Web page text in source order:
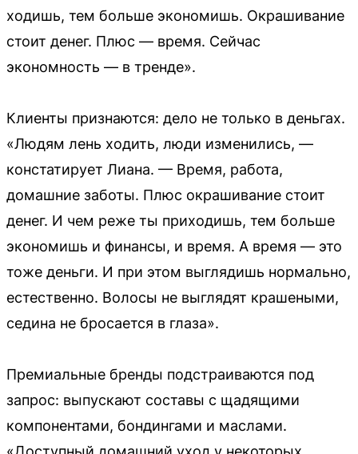
ходишь, тем больше экономишь. Окрашивание
стоит денег. Плюс — время. Сейчас
экономность — в тренде».
Клиенты признаются: дело не только в деньгах.
«Людям лень ходить, люди изменились, —
констатирует Лиана. — Время, работа,
домашние заботы. Плюс окрашивание стоит
денег. И чем реже ты приходишь, тем больше
экономишь и финансы, и время. А время — это
тоже деньги. И при этом выглядишь нормально,
естественно. Волосы не выглядят крашеными,
седина не бросается в глаза».
Премиальные бренды подстраиваются под
запрос: выпускают составы с щадящими
компонентами, бондингами и маслами.